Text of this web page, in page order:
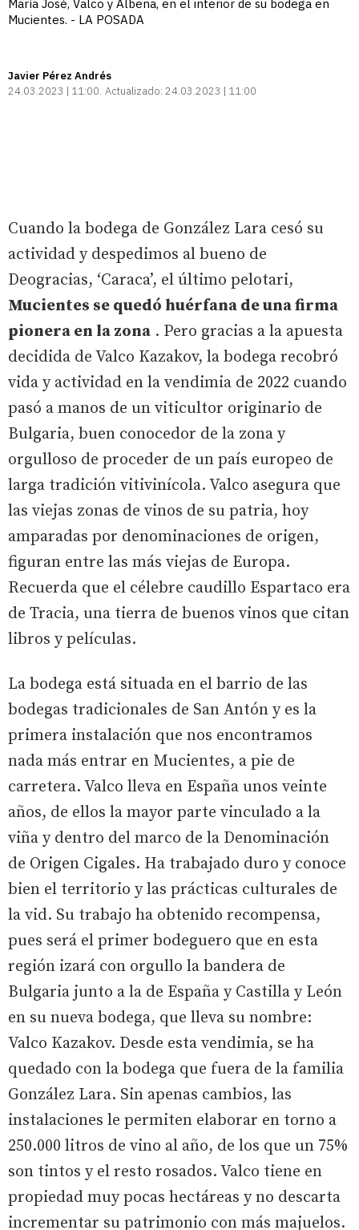
María José, Valco y Albena, en el interior de su bodega en
Mucientes. - LA POSADA
Javier Pérez Andrés
24.03.2023 | 11:00 Actualizado: 24.03.2023 | 11:00
Cuando la bodega de González Lara cesó su
actividad y despedimos al bueno de
Deogracias, ‘Caraca’, el último pelotari,
Mucientes se quedó huérfana de una firma
pionera en la zona . Pero gracias a la apuesta
decidida de Valco Kazakov, la bodega recobró
vida y actividad en la vendimia de 2022 cuando
pasó a manos de un viticultor originario de
Bulgaria, buen conocedor de la zona y
orgulloso de proceder de un país europeo de
larga tradición vitivinícola. Valco asegura que
las viejas zonas de vinos de su patria, hoy
amparadas por denominaciones de origen,
figuran entre las más viejas de Europa.
Recuerda que el célebre caudillo Espartaco era
de Tracia, una tierra de buenos vinos que citan
libros y películas.
La bodega está situada en el barrio de las
bodegas tradicionales de San Antón y es la
primera instalación que nos encontramos
nada más entrar en Mucientes, a pie de
carretera. Valco lleva en España unos veinte
años, de ellos la mayor parte vinculado a la
viña y dentro del marco de la Denominación
de Origen Cigales. Ha trabajado duro y conoce
bien el territorio y las prácticas culturales de
la vid. Su trabajo ha obtenido recompensa,
pues será el primer bodeguero que en esta
región izará con orgullo la bandera de
Bulgaria junto a la de España y Castilla y León
en su nueva bodega, que lleva su nombre:
Valco Kazakov. Desde esta vendimia, se ha
quedado con la bodega que fuera de la familia
González Lara. Sin apenas cambios, las
instalaciones le permiten elaborar en torno a
250.000 litros de vino al año, de los que un 75%
son tintos y el resto rosados. Valco tiene en
propiedad muy pocas hectáreas y no descarta
incrementar su patrimonio con más majuelos.